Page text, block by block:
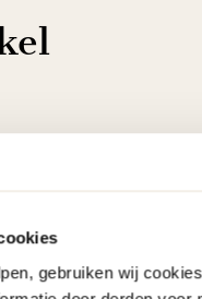
gebruiken wij
niet? We